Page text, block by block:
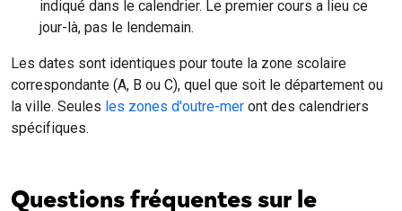
indiqué dans le calendrier. Le premier cours a lieu ce
jour-là, pas le lendemain.
Les dates sont identiques pour toute la zone scolaire
correspondante (A, B ou C), quel que soit le département ou
la ville. Seules les zones d'outre-mer ont des calendriers
spécifiques.
Questions fréquentes sur le